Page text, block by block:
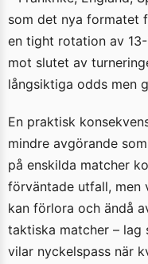
som det nya formatet
en tight rotation av
mot slutet av
långsiktiga odds men
En praktisk
mindre avgörande
på enskilda matcher
förväntade utfall, men
kan förlora och ändå
taktiska matcher –
vilar nyckelspass när